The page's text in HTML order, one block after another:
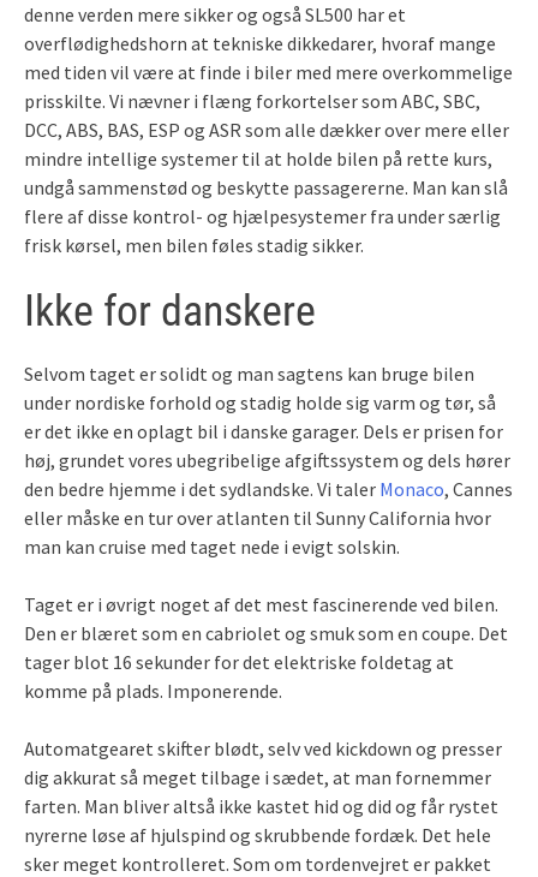
denne verden mere sikker og også SL500 har et
overflødighedshorn at tekniske dikkedarer, hvoraf mange
med tiden vil være at finde i biler med mere overkommelige
prisskilte. Vi nævner i flæng forkortelser som ABC, SBC,
DCC, ABS, BAS, ESP og ASR som alle dækker over mere eller
mindre intellige systemer til at holde bilen på rette kurs,
undgå sammenstød og beskytte passagererne. Man kan slå
flere af disse kontrol- og hjælpesystemer fra under særlig
frisk kørsel, men bilen føles stadig sikker.
Ikke for danskere
Selvom taget er solidt og man sagtens kan bruge bilen
under nordiske forhold og stadig holde sig varm og tør, så
er det ikke en oplagt bil i danske garager. Dels er prisen for
høj, grundet vores ubegribelige afgiftssystem og dels hører
den bedre hjemme i det sydlandske. Vi taler Monaco, Cannes
eller måske en tur over atlanten til Sunny California hvor
man kan cruise med taget nede i evigt solskin.
Taget er i øvrigt noget af det mest fascinerende ved bilen.
Den er blæret som en cabriolet og smuk som en coupe. Det
tager blot 16 sekunder for det elektriske foldetag at
komme på plads. Imponerende.
Automatgearet skifter blødt, selv ved kickdown og presser
dig akkurat så meget tilbage i sædet, at man fornemmer
farten. Man bliver altså ikke kastet hid og did og får rystet
nyrerne løse af hjulspind og skrubbende fordæk. Det hele
sker meget kontrolleret. Som om tordenvejret er pakket